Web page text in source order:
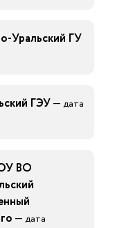
Уральский ГУ
ГЭУ— дата
ВО
— дата